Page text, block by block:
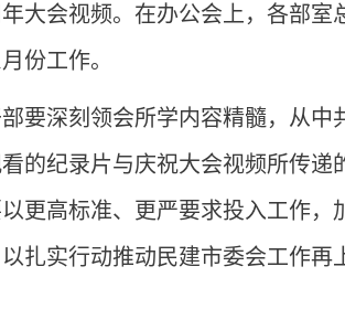
大会视频。在办公会上，各部室
份工作。
要深刻领会所学内容精髓，从中
的纪录片与庆祝大会视频所传递
更高标准、更严要求投入工作，
扎实行动推动民建市委会工作再